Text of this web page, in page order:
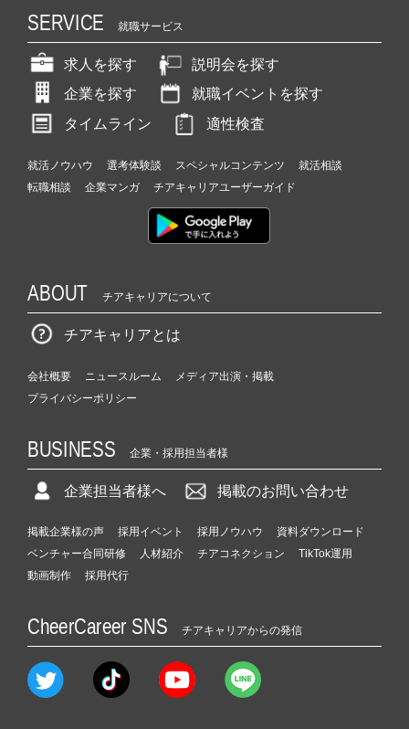
SERVICE 就職サービス
求人を探す
説明会を探す
企業を探す
就職イベントを探す
タイムライン
適性検査
就活ノウハウ 選考体験談 スペシャルコンテンツ
就活相談
転職相談
企業マンガ チアキャリアユーザーガイド
ABOUT チアキャリアについて
チアキャリアとは
会社概要 ニュースルーム
メディア出演・掲載
プライバシーポリシー
BUSINESS 企業・採用担当者様
企業担当者様へ 掲載のお問い合わせ
掲載企業様の声 採用イベント 採用ノウハウ
資料ダウンロード
ベンチャー合同研修
人材紹介 チアコネクション
TikTok運用
動画制作
採用代行
CheerCareer SNS チアキャリアからの発信